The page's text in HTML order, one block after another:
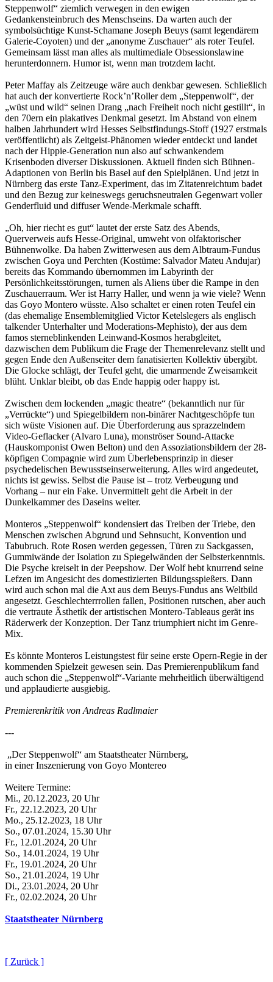
Steppenwolf“ ziemlich verwegen in den ewigen
Gedankensteinbruch des Menschseins. Da warten auch der
symbolsüchtige Kunst-Schamane Joseph Beuys (samt legendärem
Galerie-Coyoten) und der „anonyme Zuschauer“ als roter Teufel.
Gemeinsam lässt man alles als multimediale Obsessionslawine
herunterdonnern. Humor ist, wenn man trotzdem lacht.
Peter Maffay als Zeitzeuge wäre auch denkbar gewesen. Schließlich
hat auch der konvertierte Rock’n’Roller dem „Steppenwolf“, der
„wüst und wild“ seinen Drang „nach Freiheit noch nicht gestillt“, in
den 70ern ein plakatives Denkmal gesetzt. Im Abstand von einem
halben Jahrhundert wird Hesses Selbstfindungs-Stoff (1927 erstmals
veröffentlicht) als Zeitgeist-Phänomen wieder entdeckt und landet
nach der Hippie-Generation nun also auf schwankendem
Krisenboden diverser Diskussionen. Aktuell finden sich Bühnen-
Adaptionen von Berlin bis Basel auf den Spielplänen. Und jetzt in
Nürnberg das erste Tanz-Experiment, das im Zitatenreichtum badet
und den Bezug zur keineswegs geruchsneutralen Gegenwart voller
Genderfluid und diffuser Wende-Merkmale schafft.
„Oh, hier riecht es gut“ lautet der erste Satz des Abends,
Querverweis aufs Hesse-Original, umweht von olfaktorischer
Bühnenwolke. Da haben Zwitterwesen aus dem Albtraum-Fundus
zwischen Goya und Perchten (Kostüme: Salvador Mateu Andujar)
bereits das Kommando übernommen im Labyrinth der
Persönlichkeitsstörungen, turnen als Aliens über die Rampe in den
Zuschauerraum. Wer ist Harry Haller, und wenn ja wie viele? Wenn
das Goyo Montero wüsste. Also schaltet er einen roten Teufel ein
(das ehemalige Ensemblemitglied Victor Ketelslegers als englisch
talkender Unterhalter und Moderations-Mephisto), der aus dem
famos sterneblinkenden Leinwand-Kosmos herabgleitet,
dazwischen dem Publikum die Frage der Themenrelevanz stellt und
gegen Ende den Außenseiter dem fanatisierten Kollektiv übergibt.
Die Glocke schlägt, der Teufel geht, die umarmende Zweisamkeit
blüht. Unklar bleibt, ob das Ende happig oder happy ist.
Zwischen dem lockenden „magic theatre“ (bekanntlich nur für
„Verrückte“) und Spiegelbildern non-binärer Nachtgeschöpfe tun
sich wüste Visionen auf. Die Überforderung aus sprazzelndem
Video-Geflacker (Alvaro Luna), monströser Sound-Attacke
(Hauskomponist Owen Belton) und den Assoziationsbildern der 28-
köpfigen Compagnie wird zum Überlebensprinzip in dieser
psychedelischen Bewusstseinserweiterung. Alles wird angedeutet,
nichts ist gewiss. Selbst die Pause ist – trotz Verbeugung und
Vorhang – nur ein Fake. Unvermittelt geht die Arbeit in der
Dunkelkammer des Daseins weiter.
Monteros „Steppenwolf“ kondensiert das Treiben der Triebe, den
Menschen zwischen Abgrund und Sehnsucht, Konvention und
Tabubruch. Rote Rosen werden gegessen, Türen zu Sackgassen,
Gummiwände der Isolation zu Spiegelwänden der Selbsterkenntnis.
Die Psyche kreiselt in der Peepshow. Der Wolf hebt knurrend seine
Lefzen im Angesicht des domestizierten Bildungsspießers. Dann
wird auch schon mal die Axt aus dem Beuys-Fundus ans Weltbild
angesetzt. Geschlechterrrollen fallen, Positionen rutschen, aber auch
die vertraute Ästhetik der artistischen Montero-Tableaus gerät ins
Räderwerk der Konzeption. Der Tanz triumphiert nicht im Genre-
Mix.
Es könnte Monteros Leistungstest für seine erste Opern-Regie in der
kommenden Spielzeit gewesen sein. Das Premierenpublikum fand
auch schon die „Steppenwolf“-Variante mehrheitlich überwältigend
und applaudierte ausgiebig.
Premierenkritik von Andreas Radlmaier
---
„Der Steppenwolf“ am Staatstheater Nürnberg,
in einer Inszenierung von Goyo Montereo
Weitere Termine:
Mi., 20.12.2023, 20 Uhr
Fr., 22.12.2023, 20 Uhr
Mo., 25.12.2023, 18 Uhr
So., 07.01.2024, 15.30 Uhr
Fr., 12.01.2024, 20 Uhr
So., 14.01.2024, 19 Uhr
Fr., 19.01.2024, 20 Uhr
So., 21.01.2024, 19 Uhr
Di., 23.01.2024, 20 Uhr
Fr., 02.02.2024, 20 Uhr
Staatstheater Nürnberg
[ Zurück ]